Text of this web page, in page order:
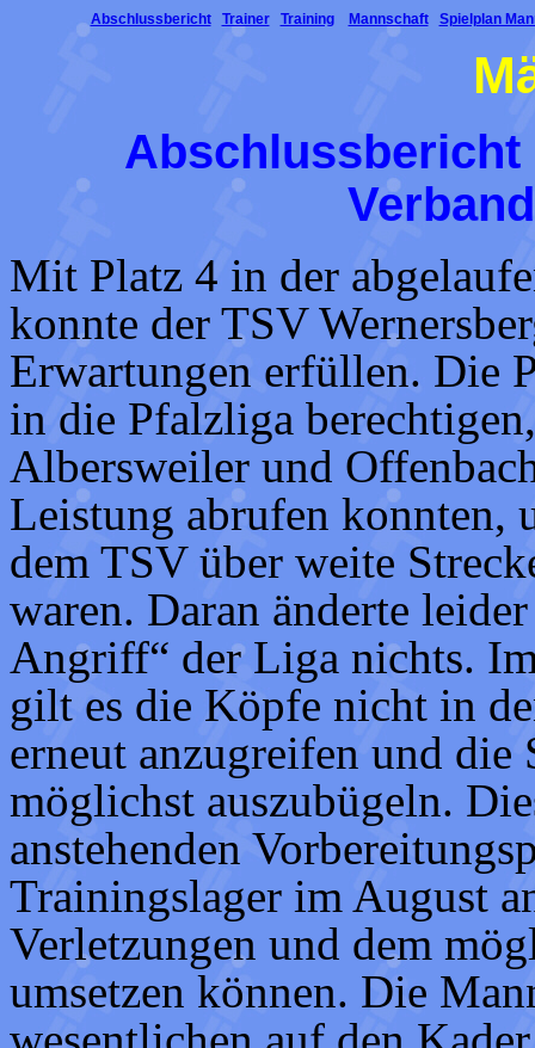
Abschlussbericht Trainer Training Mannschaft Spielplan
Abschlussbericht
Mit Platz 4 in der
konnte der TSV
Erwartungen erfüllen. Die
in die Pfalzliga
Albersweiler und
Leistung abrufen konnten,
dem TSV über weite
waren. Daran änderte
Angriff“ der Liga nichts.
gilt es die Köpfe nicht in
erneut anzugreifen und die
möglichst auszubügeln.
anstehenden
Trainingslager im August
Verletzungen und dem
umsetzen können. Die